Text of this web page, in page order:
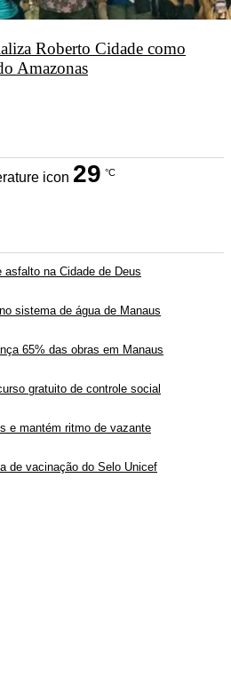
Roberto Cidade como
Amazonas
29 °C
na Cidade de Deus
sistema de água de Manaus
65% das obras em Manaus
gratuito de controle social
e mantém ritmo de vazante
de vacinação do Selo Unicef